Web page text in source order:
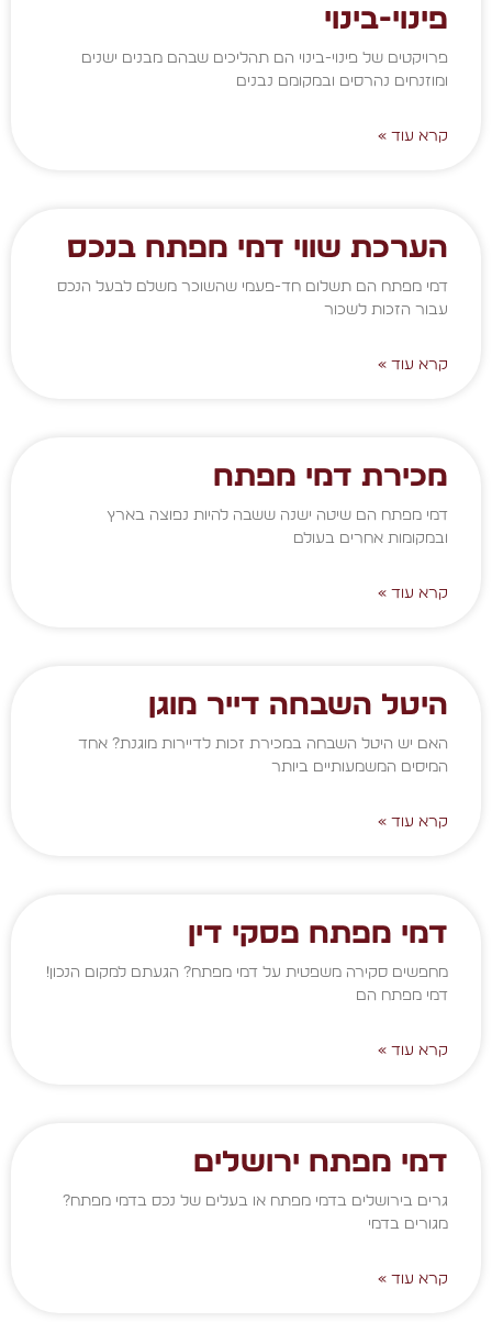
פינוי-בינוי
פרויקטים של פינוי-בינוי הם תהליכים שבהם מבנים ישנים
ומוזנחים נהרסים ובמקומם נבנים
קרא עוד »
הערכת שווי דמי מפתח בנכס
דמי מפתח הם תשלום חד-פעמי שהשוכר משלם לבעל הנכס
עבור הזכות לשכור
קרא עוד »
מכירת דמי מפתח
דמי מפתח הם שיטה ישנה ששבה להיות נפוצה בארץ
ובמקומות אחרים בעולם
קרא עוד »
היטל השבחה דייר מוגן
האם יש היטל השבחה במכירת זכות לדיירות מוגנת? אחד
המיסים המשמעותיים ביותר
קרא עוד »
דמי מפתח פסקי דין
מחפשים סקירה משפטית על דמי מפתח? הגעתם למקום הנכון!
דמי מפתח הם
קרא עוד »
דמי מפתח ירושלים
גרים בירושלים בדמי מפתח או בעלים של נכס בדמי מפתח?
מגורים בדמי
קרא עוד »